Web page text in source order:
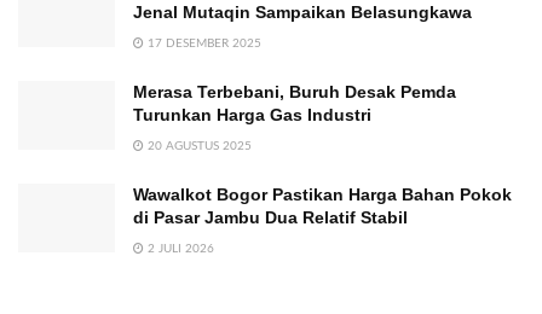
Jenal Mutaqin Sampaikan Belasungkawa
17 DESEMBER 2025
Merasa Terbebani, Buruh Desak Pemda
Turunkan Harga Gas Industri
20 AGUSTUS 2025
Wawalkot Bogor Pastikan Harga Bahan Pokok
di Pasar Jambu Dua Relatif Stabil
2 JULI 2026